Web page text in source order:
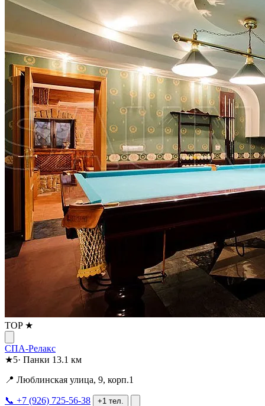
TOP ★
СПА-Релакс
★5· Панки 13.1 км
📍 Люблинская улица, 9, корп.1
📞 +7 (926) 725-56-38 +1 тел.